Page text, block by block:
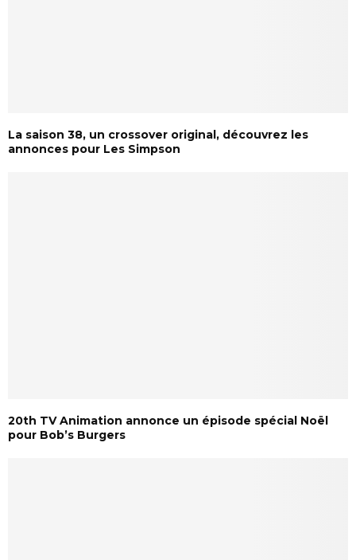
La saison 38, un crossover original, découvrez les
annonces pour Les Simpson
20th TV Animation annonce un épisode spécial Noël
pour Bob’s Burgers